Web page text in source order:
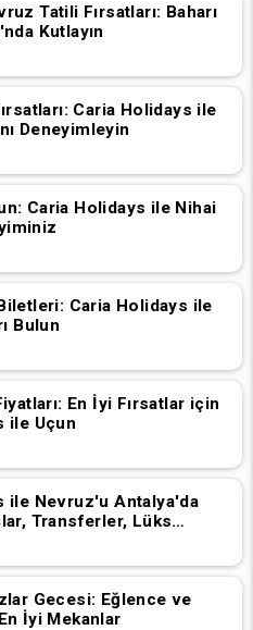
Tatili Fırsatları: Baharı
Kutlayın
Caria Holidays ile
Deneyimleyin
Caria Holidays ile Nihai
Caria Holidays ile
Bulun
En İyi Fırsatlar için
ile Uçun
ile Nevruz'u Antalya'da
Transferler, Lüks
Dolu Konserler
Gecesi: Eğlence ve
İyi Mekanlar